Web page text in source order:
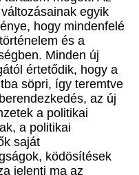
egyik
hogy mindenfelé
és a
Minden új
értetődik, hogy a
söpri, így teremtve
az új
a politikai
a politikai
saját
ködösítések
jelenti ma az